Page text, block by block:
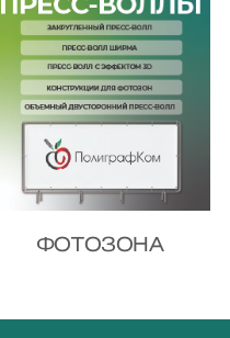
ФОТОЗОНА